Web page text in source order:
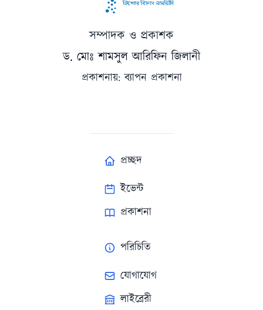
সম্পাদক ও প্রকাশক
ড. মোঃ শামসুল আরিফিন জিলানী
প্রকাশনায়: ব্যাপন প্রকাশনা
প্রচ্ছদ
ইভেন্ট
প্রকাশনা
পরিচিতি
যোগাযোগ
লাইব্রেরী